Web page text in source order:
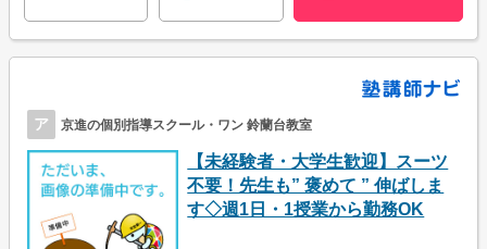
ア 京進の個別指導スクール・ワン 鈴蘭台教室
【未経験者・大学生歓迎】スーツ
不要！先生も” 褒めて ” 伸ばしま
す◇週1日・1授業から勤務OK